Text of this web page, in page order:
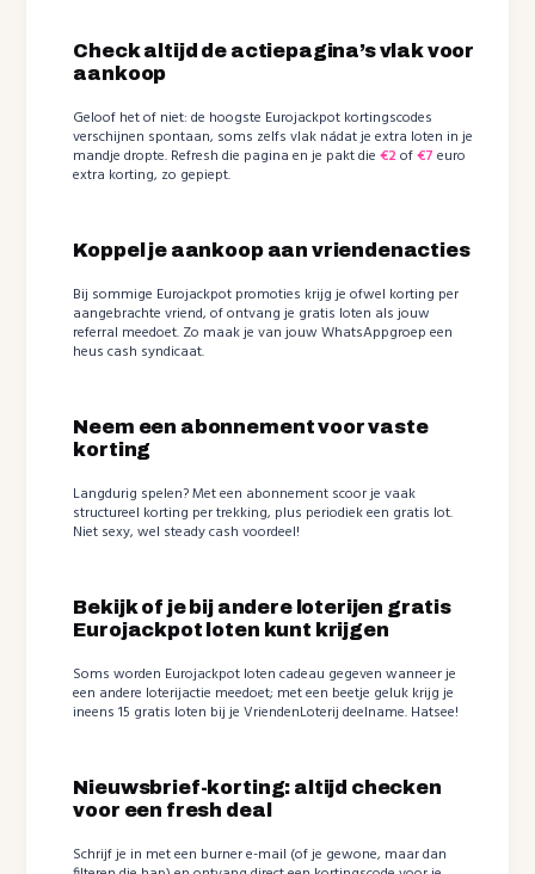
Check altijd de actiepagina’s vlak voor
aankoop
Geloof het of niet: de hoogste Eurojackpot kortingscodes
verschijnen spontaan, soms zelfs vlak nádat je extra loten in je
mandje dropte. Refresh die pagina en je pakt die€2 of€7 euro
extra korting, zo gepiept.
Koppel je aankoop aan vriendenacties
Bij sommige Eurojackpot promoties krijg je ofwel korting per
aangebrachte vriend, of ontvang je gratis loten als jouw
referral meedoet. Zo maak je van jouw WhatsAppgroep een
heus cash syndicaat.
Neem een abonnement voor vaste
korting
Langdurig spelen? Met een abonnement scoor je vaak
structureel korting per trekking, plus periodiek een gratis lot.
Niet sexy, wel steady cash voordeel!
Bekijk of je bij andere loterijen gratis
Eurojackpot loten kunt krijgen
Soms worden Eurojackpot loten cadeau gegeven wanneer je
een andere loterijactie meedoet; met een beetje geluk krijg je
ineens 15 gratis loten bij je VriendenLoterij deelname. Hatsee!
Nieuwsbrief-korting: altijd checken
voor een fresh deal
Schrijf je in met een burner e-mail (of je gewone, maar dan